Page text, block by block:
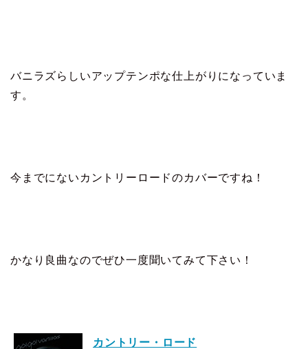
バニラズらしいアップテンポな仕上がりになっていま
す。
今までにないカントリーロードのカバーですね！
かなり良曲なのでぜひ一度聞いてみて下さい！
カントリー・ロード